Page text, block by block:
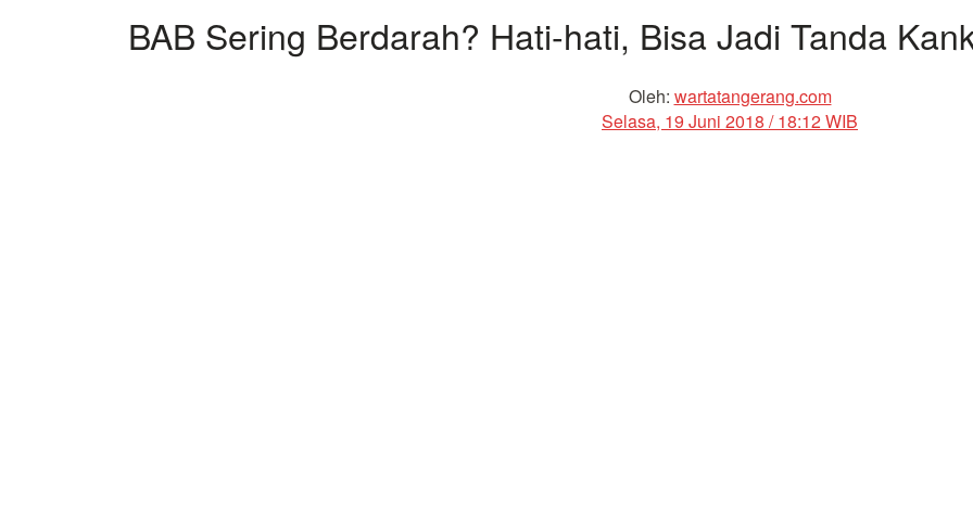
BAB Sering Berdarah? Hati-hati, Bisa Jadi Tanda
Oleh: wartatangerang.com
Selasa, 19 Juni 2018 / 18:12 WIB